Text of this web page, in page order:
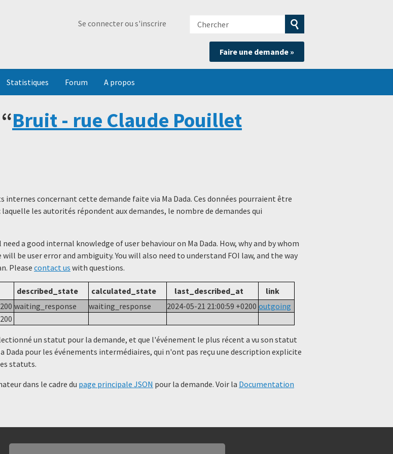
Se connecter ou s'inscrire
Chercher
Soumettre
la
recherche
Faire une demande »
Statistiques Forum A propos
Bruit - rue Claude Pouillet
concernant cette demande faite via Ma Dada. Ces données pourraient être
les autorités répondent aux demandes, le nombre de demandes qui
a good internal knowledge of user behaviour on Ma Dada. How, why and by whom
be user error and ambiguity. You will also need to understand FOI law, and the way
Please contact us with questions.
described_state calculated_state last_described_at
link
waiting_response waiting_response 2024-05-21 21:00:59 +0200 outgoing
un statut ​​pour la demande, et que l'événement le plus récent a vu son statut
Dada pour les événements intermédiaires, qui n'ont pas reçu une description explicite
statuts.
dans le cadre du page principale JSON pour la demande. Voir la Documentation